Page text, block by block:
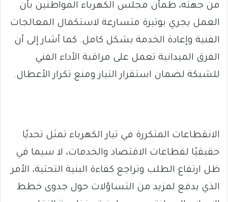
من جهته، طمأن مجلس الكهرباء المواطنين بأن
العمل يجري بوتيرة متسارعة لاستكمال المعالجات
الفنية وإعادة الخدمة بشكل كامل. كما أشار إلى أن
الفرق الميدانية تعمل على مراقبة الأداء الفني
للشبكة لضمان استقرار التيار ومنع تكرار الأعطال.
الانقطاعات المتكررة في تيار الكهرباء تمثل تحديًا
حقيقيًا لقطاعات الاقتصاد والخدمات، لا سيما في
ظل ارتفاع الطلب وتراجع كفاءة البنية التحتية، الأمر
الذي يدفع لمزيد من التساؤلات حول جدوى خطط